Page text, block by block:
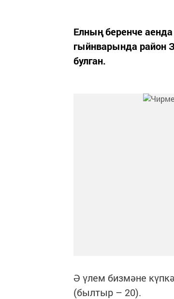
Елның беренче
гыйнварында район
булган.
Ә үлем бизмәне
(былтыр – 20).